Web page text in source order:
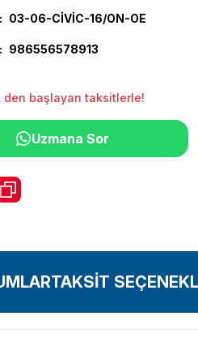
03-06-CİVİC-16/ON-OE
986556578913
den başlayan taksitlerle!
Uzmana Sor
TAKSİT